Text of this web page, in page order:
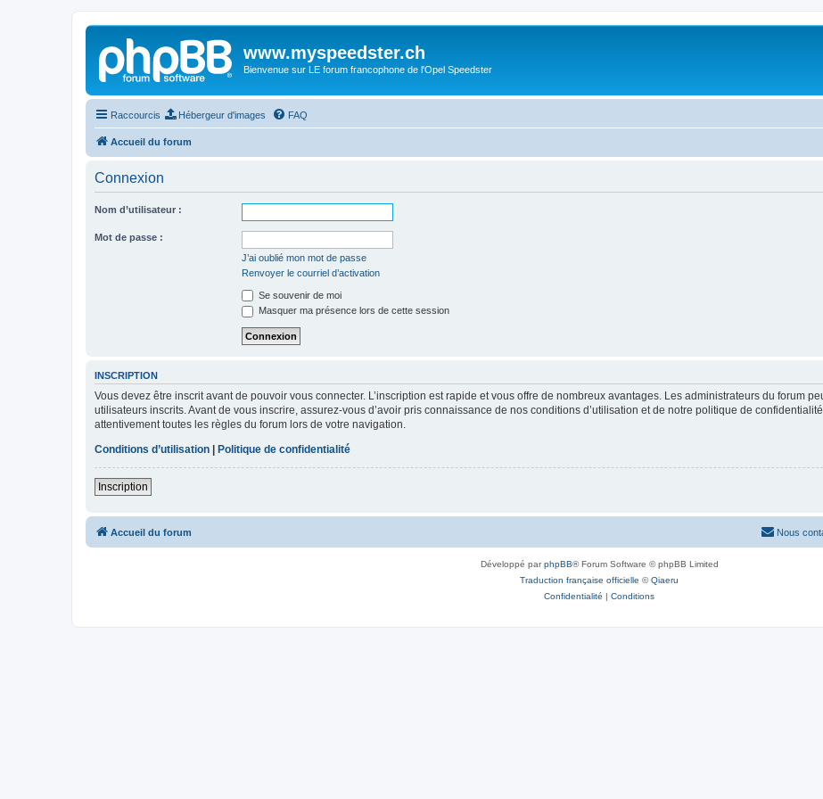
www.myspeedster.ch
Bienvenue sur LE forum francophone de l'Opel Speedster
Raccourcis Hébergeur d'images FAQ
Accueil du forum
Connexion
Nom d’utilisateur :
Mot de passe :
J’ai oublié mon mot de passe
Renvoyer le courriel d’activation
Se souvenir de moi
Masquer ma présence lors de cette session
INSCRIPTION
Vous devez être inscrit avant de pouvoir vous connecter. L’inscription est rapide et vous offre de nombreux avantages. Les administrateurs du forum
utilisateurs inscrits. Avant de vous inscrire, assurez-vous d’avoir pris connaissance de nos conditions d’utilisation et de notre politique de
attentivement toutes les règles du forum lors de votre navigation.
Conditions d’utilisation
Politique de confidentialité
Inscription
Accueil du forum Nous
Développé parphpBB® Forum Software © phpBB Limited
Traduction française officielle ©Qiaeru
Confidentialité | Conditions